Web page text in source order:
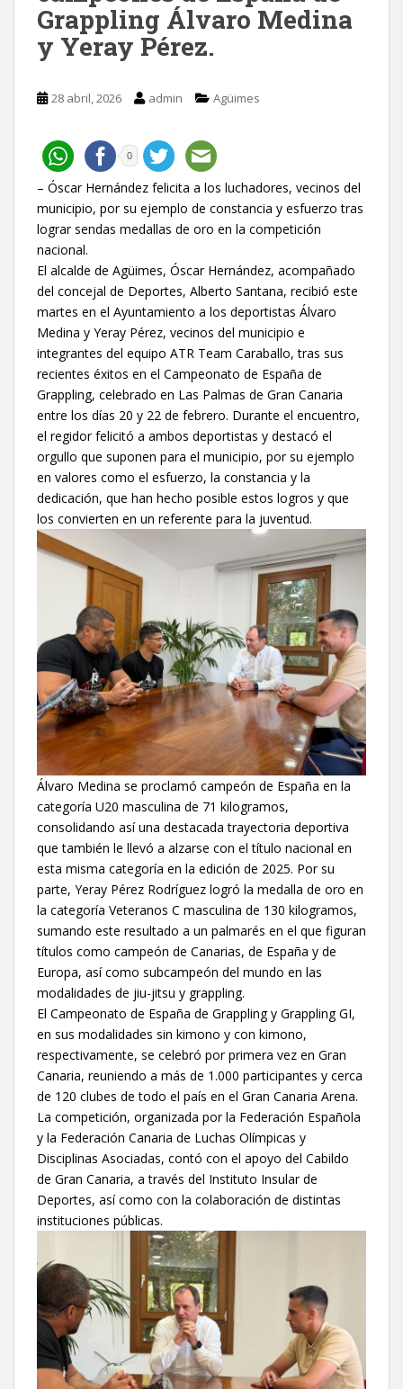
Grappling Álvaro Medina
y Yeray Pérez.
28 abril, 2026 admin Agüimes
0
– Óscar Hernández felicita a los luchadores, vecinos del
municipio, por su ejemplo de constancia y esfuerzo tras
lograr sendas medallas de oro en la competición
nacional.
El alcalde de Agüimes, Óscar Hernández, acompañado
del concejal de Deportes, Alberto Santana, recibió este
martes en el Ayuntamiento a los deportistas Álvaro
Medina y Yeray Pérez, vecinos del municipio e
integrantes del equipo ATR Team Caraballo, tras sus
recientes éxitos en el Campeonato de España de
Grappling, celebrado en Las Palmas de Gran Canaria
entre los días 20 y 22 de febrero. Durante el encuentro,
el regidor felicitó a ambos deportistas y destacó el
orgullo que suponen para el municipio, por su ejemplo
en valores como el esfuerzo, la constancia y la
dedicación, que han hecho posible estos logros y que
los convierten en un referente para la juventud.
Álvaro Medina se proclamó campeón de España en la
categoría U20 masculina de 71 kilogramos,
consolidando así una destacada trayectoria deportiva
que también le llevó a alzarse con el título nacional en
esta misma categoría en la edición de 2025. Por su
parte, Yeray Pérez Rodríguez logró la medalla de oro en
la categoría Veteranos C masculina de 130 kilogramos,
sumando este resultado a un palmarés en el que figuran
títulos como campeón de Canarias, de España y de
Europa, así como subcampeón del mundo en las
modalidades de jiu-jitsu y grappling.
El Campeonato de España de Grappling y Grappling GI,
en sus modalidades sin kimono y con kimono,
respectivamente, se celebró por primera vez en Gran
Canaria, reuniendo a más de 1.000 participantes y cerca
de 120 clubes de todo el país en el Gran Canaria Arena.
La competición, organizada por la Federación Española
y la Federación Canaria de Luchas Olímpicas y
Disciplinas Asociadas, contó con el apoyo del Cabildo
de Gran Canaria, a través del Instituto Insular de
Deportes, así como con la colaboración de distintas
instituciones públicas.